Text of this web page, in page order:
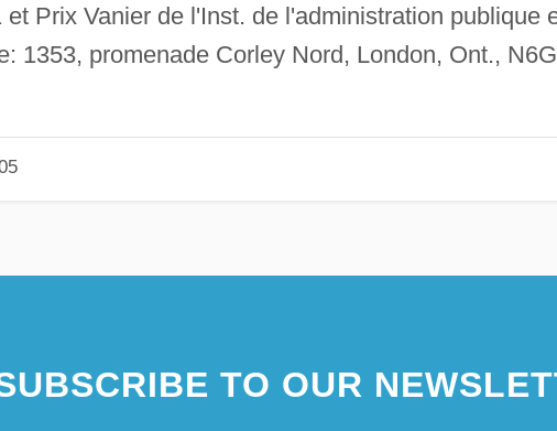
Prix Vanier de l'Inst. de l'administration publique
1353, promenade Corley Nord, London, Ont., N6G
TO OUR